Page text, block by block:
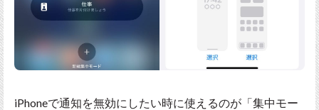
iPhoneで通知を無効にしたい時に使えるのが「集中モー